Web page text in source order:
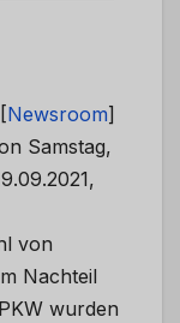
[Newsroom]
Samstag,
von
Nachteil
wurden